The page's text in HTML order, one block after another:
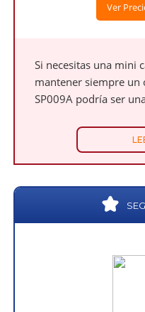
Ver
Si necesitas una mini
mantener siempre un
SP009A podría ser